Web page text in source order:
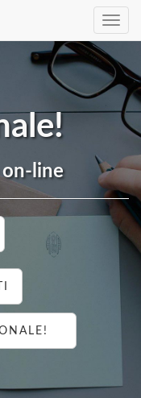
on-line